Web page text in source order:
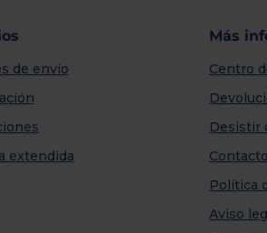
de envío
extendida
Más
Centro
Desistir
Contacto
Política
Aviso